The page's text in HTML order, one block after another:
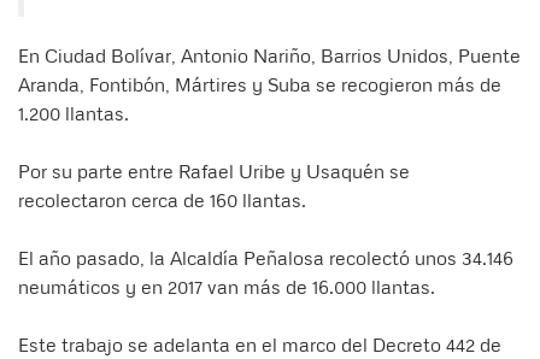
En Ciudad Bolívar, Antonio Nariño, Barrios Unidos, Puente
Aranda, Fontibón, Mártires y Suba se recogieron más de
1.200 llantas.
Por su parte entre Rafael Uribe y Usaquén se
recolectaron cerca de 160 llantas.
El año pasado, la Alcaldía Peñalosa recolectó unos 34.146
neumáticos y en 2017 van más de 16.000 llantas.
Este trabajo se adelanta en el marco del Decreto 442 de